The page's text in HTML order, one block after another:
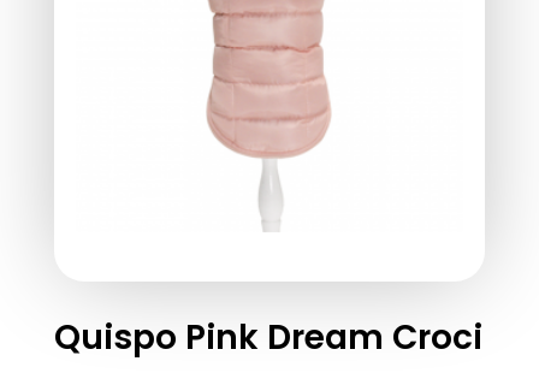
Quispo Pink Dream Croci